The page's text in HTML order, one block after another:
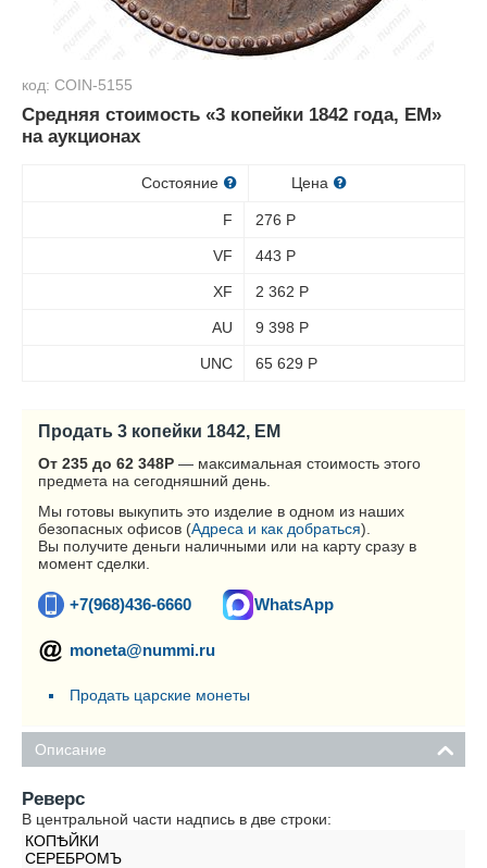
код: COIN-5155
Средняя стоимость «3 копейки 1842 года, ЕМ»
на аукционах
Состояние Цена
F 276 Р
VF 443 Р
XF 2 362 Р
AU 9 398 Р
UNC 65 629 Р
Продать 3 копейки 1842, ЕМ
От 235 до 62 348Р — максимальная стоимость этого
предмета на сегодняшний день.
Мы готовы выкупить это изделие в одном из наших
безопасных офисов (Адреса и как добраться).
Вы получите деньги наличными или на карту сразу в
момент сделки.
+7(968)436-6660 WhatsApp
moneta@nummi.ru
Продать царские монеты
Описание
Реверс
В центральной части надпись в две строки:
КОПѢЙКИ
СЕРЕБРОМЪ